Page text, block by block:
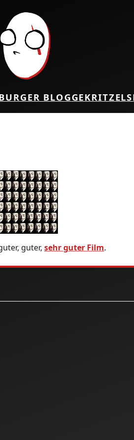
BLOGGEKRITZEL
guter, sehr guter Film.